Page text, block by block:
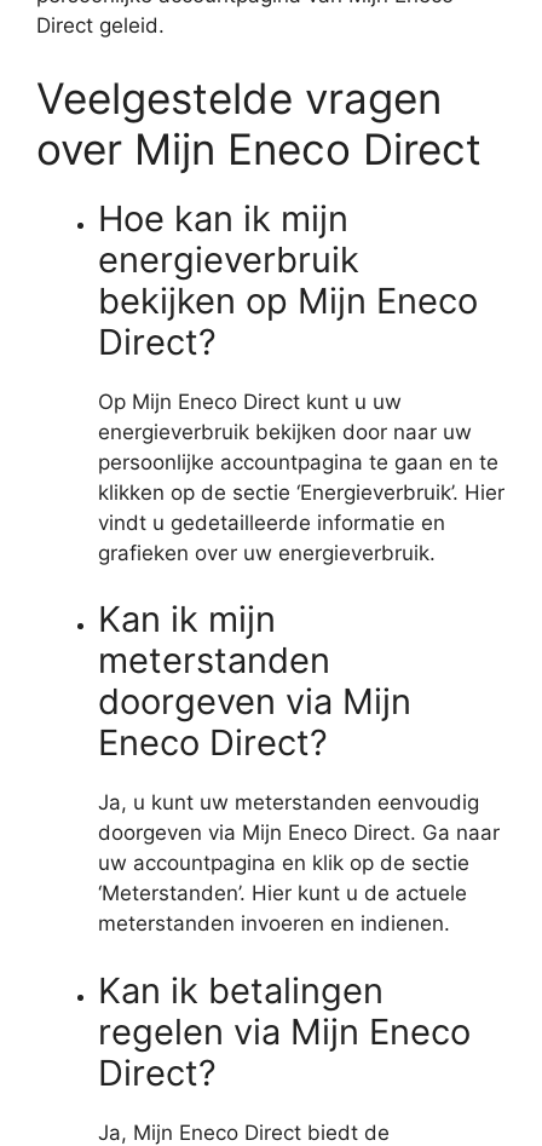
Direct geleid.
Veelgestelde vragen
over Mijn Eneco Direct
Hoe kan ik mijn
energieverbruik
bekijken op Mijn Eneco
Direct?
Op Mijn Eneco Direct kunt u uw
energieverbruik bekijken door naar uw
persoonlijke accountpagina te gaan en te
klikken op de sectie ‘Energieverbruik’. Hier
vindt u gedetailleerde informatie en
grafieken over uw energieverbruik.
Kan ik mijn
meterstanden
doorgeven via Mijn
Eneco Direct?
Ja, u kunt uw meterstanden eenvoudig
doorgeven via Mijn Eneco Direct. Ga naar
uw accountpagina en klik op de sectie
‘Meterstanden’. Hier kunt u de actuele
meterstanden invoeren en indienen.
Kan ik betalingen
regelen via Mijn Eneco
Direct?
Ja, Mijn Eneco Direct biedt de